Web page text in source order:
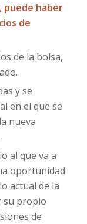
puede haber
de
de la bolsa,
y se
en el que se
nueva
al que va a
oportunidad
actual de la
su propio
de